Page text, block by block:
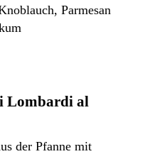
Parmesan
Lombardi al
der Pfanne mit